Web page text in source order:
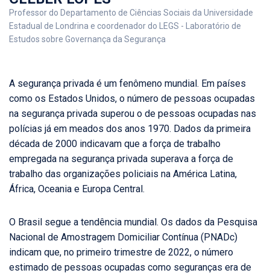
Professor do Departamento de Ciências Sociais da Universidade
Estadual de Londrina e coordenador do LEGS - Laboratório de
Estudos sobre Governança da Segurança
A segurança privada é um fenômeno mundial. Em países
como os Estados Unidos, o número de pessoas ocupadas
na segurança privada superou o de pessoas ocupadas nas
polícias já em meados dos anos 1970. Dados da primeira
década de 2000 indicavam que a força de trabalho
empregada na segurança privada superava a força de
trabalho das organizações policiais na América Latina,
África, Oceania e Europa Central.
O Brasil segue a tendência mundial. Os dados da Pesquisa
Nacional de Amostragem Domiciliar Contínua (PNADc)
indicam que, no primeiro trimestre de 2022, o número
estimado de pessoas ocupadas como seguranças era de